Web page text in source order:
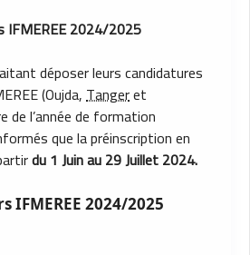
IFMEREE 2024/2025
déposer leurs candidatures
(Oujda,Tangeret
de l’année de formation
que la préinscription en
du 1 Juin au 29 Juillet 2024.
IFMEREE 2024/2025